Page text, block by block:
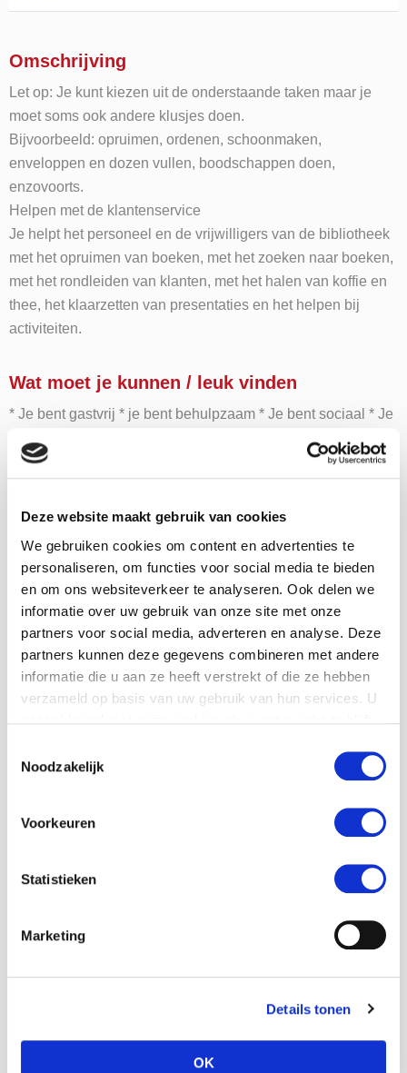
Deze website maakt gebruik van cookies
We gebruiken cookies om content en advertenties te
personaliseren, om functies voor social media te bieden
en om ons websiteverkeer te analyseren. Ook delen we
informatie over uw gebruik van onze site met onze
partners voor social media, adverteren en analyse. Deze
partners kunnen deze gegevens combineren met andere
informatie die u aan ze heeft verstrekt of die ze hebben
verzameld op basis van uw gebruik van hun services. U
Noodzakelijk
Voorkeuren
Statistieken
Marketing
Details tonen
OK
Omschrijving
Let op: Je kunt kiezen uit de onderstaande taken maar je
moet soms ook andere klusjes doen.
Bijvoorbeeld: opruimen, ordenen, schoonmaken,
enveloppen en dozen vullen, boodschappen doen,
enzovoorts.
Helpen met de klantenservice
Je helpt het personeel en de vrijwilligers van de bibliotheek
met het opruimen van boeken, met het zoeken naar boeken,
met het rondleiden van klanten, met het halen van koffie en
thee, het klaarzetten van presentaties en het helpen bij
activiteiten.
Wat moet je kunnen / leuk vinden
* Je bent gastvrij * je bent behulpzaam * Je bent sociaal * Je
boeken op alfabet te zetten * Je leert boeken te vinden in de
werken in een team * Je leert koffie en thee te zetten * Je
Wil je deze MaS
stage gaan doen?
"* " geeft vereiste velden aan
Deze is te verkrijgen bij de MaS coördinator van
Voornaam